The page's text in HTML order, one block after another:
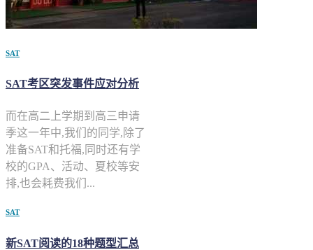
SAT
SAT考区突发事件应对分析
而在高二上学期到高三申请
季这一年中,我们的同学,除了
准备SAT和托福,同时还有学
校的GPA、活动、夏校等安
排,也会耗费我们...
SAT
新SAT阅读的18种题型汇总